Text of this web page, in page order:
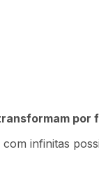
Descrição
por
infinitas